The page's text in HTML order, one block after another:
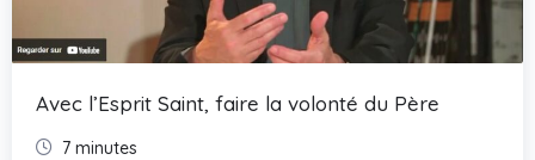
Avec l’Esprit Saint, faire la volonté du Père​
7 minutes